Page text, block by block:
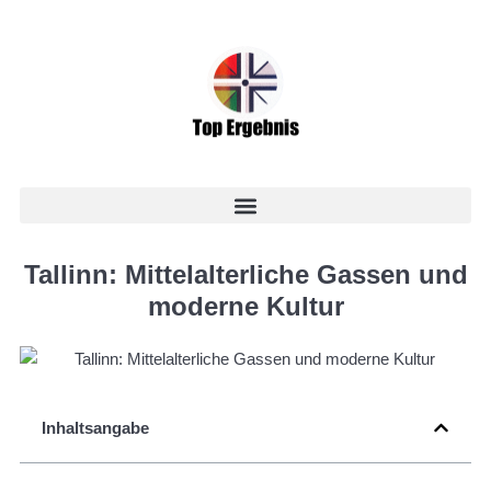
Tallinn: Mittelalterliche Gassen und
moderne Kultur
Inhaltsangabe